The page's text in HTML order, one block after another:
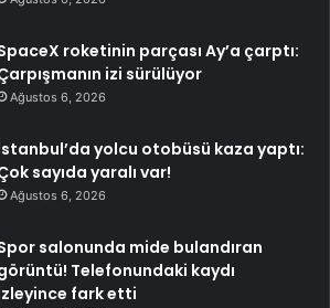
roketinin parçası Ay’a çarptı:
izi sürülüyor
Ağustos 6, 2026
yolcu otobüsü kaza yaptı:
sayıda yaralı var!
Ağustos 6, 2026
salonunda mide bulandıran
Telefonundaki kaydı
fark etti